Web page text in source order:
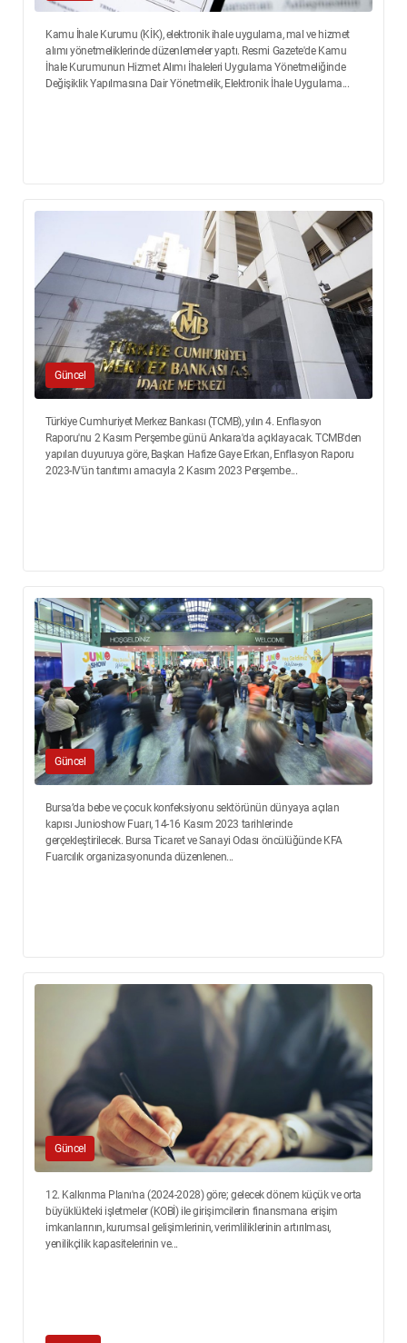
Kamu İhale Kurumu (KİK), elektronik ihale uygulama, mal ve hizmet
alımı yönetmeliklerinde düzenlemeler yaptı. Resmi Gazete'de Kamu
İhale Kurumunun Hizmet Alımı İhaleleri Uygulama Yönetmeliğinde
Değişiklik Yapılmasına Dair Yönetmelik, Elektronik İhale Uygulama...
Güncel
Türkiye Cumhuriyet Merkez Bankası (TCMB), yılın 4. Enflasyon
Raporu'nu 2 Kasım Perşembe günü Ankara'da açıklayacak. TCMB'den
yapılan duyuruya göre, Başkan Hafize Gaye Erkan, Enflasyon Raporu
2023-IV'ün tanıtımı amacıyla 2 Kasım 2023 Perşembe...
Güncel
Bursa’da bebe ve çocuk konfeksiyonu sektörünün dünyaya açılan
kapısı Junioshow Fuarı, 14-16 Kasım 2023 tarihlerinde
gerçekleştirilecek. Bursa Ticaret ve Sanayi Odası öncülüğünde KFA
Fuarcılık organizasyonunda düzenlenen...
Güncel
12. Kalkınma Planı'na (2024-2028) göre; gelecek dönem küçük ve orta
büyüklükteki işletmeler (KOBİ) ile girişimcilerin finansmana erişim
imkanlarının, kurumsal gelişimlerinin, verimliliklerinin artırılması,
yenilikçilik kapasitelerinin ve...